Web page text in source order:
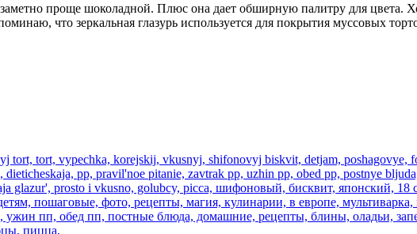
заметно проще шоколадной. Плюс она дает обширную палитру для цвета.
что зеркальная глазурь используется для покрытия муссовых